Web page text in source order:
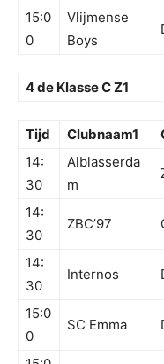
15:0
0
Vlijmense
Boys
4 de Klasse C Z1
Tijd Clubnaam1
14:
30
Alblasserda
m
14:
30
ZBC’97
14:
30
Internos
15:0
0
SC Emma